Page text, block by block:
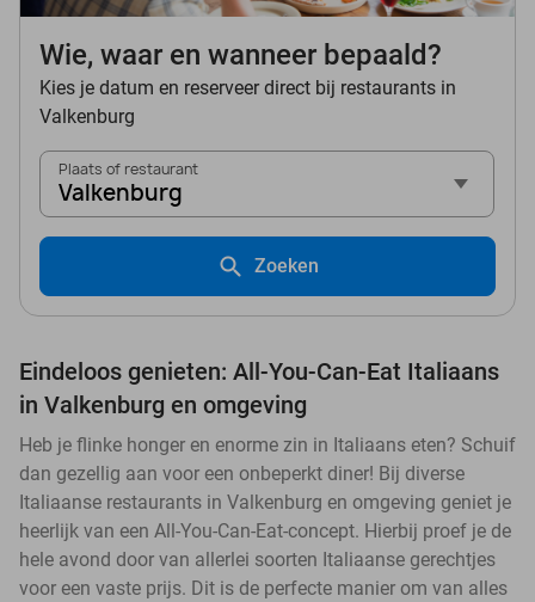
Wie, waar en wanneer bepaald?
Kies je datum en reserveer direct bij restaurants in
Valkenburg
Plaats of restaurant
Valkenburg
Zoeken
Eindeloos genieten: All-You-Can-Eat Italiaans
in Valkenburg en omgeving
Heb je flinke honger en enorme zin in Italiaans eten? Schuif
dan gezellig aan voor een onbeperkt diner! Bij diverse
Italiaanse restaurants in Valkenburg en omgeving geniet je
heerlijk van een All-You-Can-Eat-concept. Hierbij proef je de
hele avond door van allerlei soorten Italiaanse gerechtjes
voor een vaste prijs. Dit is de perfecte manier om van alles